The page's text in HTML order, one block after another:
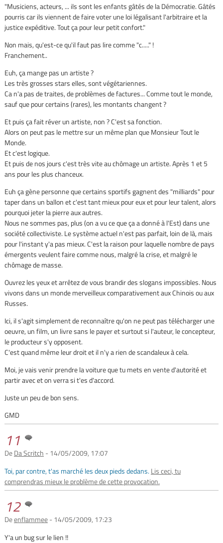
"Musiciens, acteurs, ... ils sont les enfants gâtés de la Démocratie. Gâtés
pourris car ils viennent de faire voter une loi légalisant l'arbitraire et la
justice expéditive. Tout ça pour leur petit confort."
Non mais, qu'est-ce qu'il faut pas lire comme "c....." !
Franchement..
Euh, ça mange pas un artiste ?
Les très grosses stars elles, sont végétariennes.
Ca n'a pas de traites, de problèmes de factures... Comme tout le monde,
sauf que pour certains (rares), les montants changent ?
Et puis ça fait réver un artiste, non ? C'est sa fonction.
Alors on peut pas le mettre sur un même plan que Monsieur Tout le
Monde.
Et c'est logique.
Et puis de nos jours c'est très vite au chômage un artiste. Après 1 et 5
ans pour les plus chanceux.
Euh ça gène personne que certains sportifs gagnent des "milliards" pour
taper dans un ballon et c'est tant mieux pour eux et pour leur talent, alors
pourquoi jeter la pierre aux autres.
Nous ne sommes pas, plus (on a vu ce que ça a donné à l'Est) dans une
société collectiviste. Le système actuel n'est pas parfait, loin de là, mais
pour l'instant y'a pas mieux. C'est la raison pour laquelle nombre de pays
émergents veulent faire comme nous, malgré la crise, et malgré le
chômage de masse.
Ouvrez les yeux et arrêtez de vous brandir des slogans impossibles. Nous
vivons dans un monde merveilleux comparativement aux Chinois ou aux
Russes.
Ici, il s'agit simplement de reconnaître qu'on ne peut pas télécharger une
oeuvre, un film, un livre sans le payer et surtout si l'auteur, le concepteur,
le producteur s'y opposent.
C'est quand même leur droit et il n'y a rien de scandaleux à cela.
Moi, je vais venir prendre la voiture que tu mets en vente d'autorité et
partir avec et on verra si t'es d'accord.
Juste un peu de bon sens.
GMD
11
DeDa Scritch - 14/05/2009, 17:07
Toi, par contre, t'as marché les deux pieds dedans. Lis ceci, tu
comprendras mieux le problème de cette provocation.
12
Deenflammee- 14/05/2009, 17:23
Y'a un bug sur le lien !!